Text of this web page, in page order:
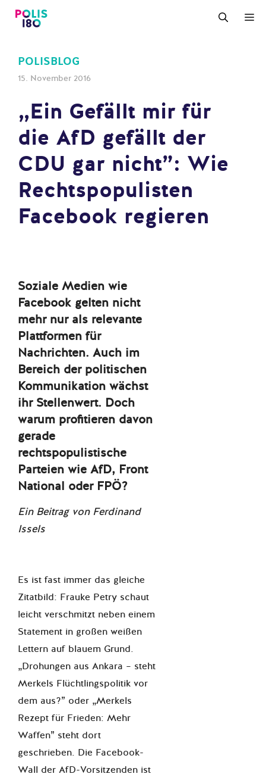
Zum
Inhalt
POLISBLOG
15. November 2016
„Ein Gefällt mir für
die AfD gefällt der
CDU gar nicht”: Wie
Rechtspopulisten
Facebook regieren
Soziale Medien wie
Facebook gelten nicht
mehr nur als relevante
Plattformen für
Nachrichten. Auch im
Bereich der politischen
Kommunikation wächst
ihr Stellenwert. Doch
warum profitieren davon
gerade
rechtspopulistische
Parteien wie AfD, Front
National oder FPÖ?
Ein Beitrag von Ferdinand
Issels
Es ist fast immer das gleiche
Zitatbild: Frauke Petry schaut
leicht verschmitzt neben einem
Statement in großen weißen
Lettern auf blauem Grund.
„Drohungen aus Ankara – steht
Merkels Flüchtlingspolitik vor
dem aus?” oder „Merkels
Rezept für Frieden: Mehr
Waffen” steht dort
geschrieben. Die Facebook-
Wall der AfD-Vorsitzenden ist